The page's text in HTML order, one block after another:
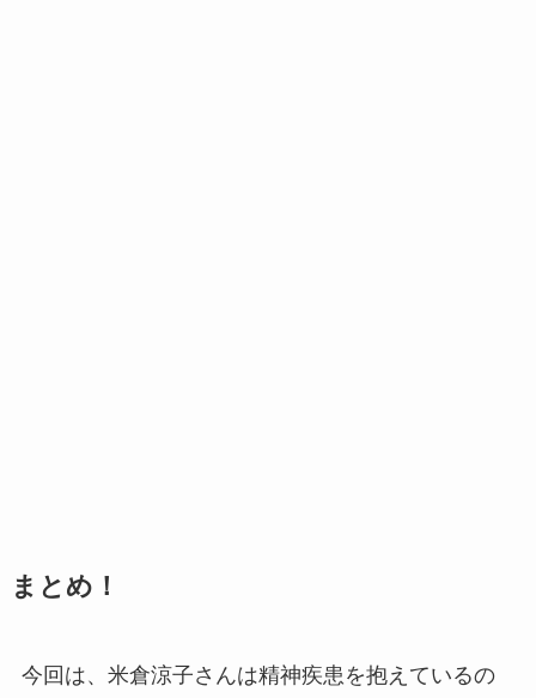
まとめ！
今回は、米倉涼子さんは精神疾患を抱えているの